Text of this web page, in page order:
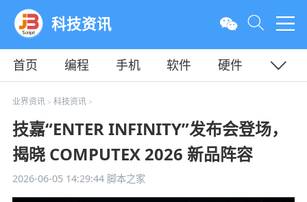
科技资讯
首页 编程 手机 软件
硬件
教程
平面
业界资讯> 科技资讯>
技嘉“ENTER INFINITY”发布会登场，
揭晓 COMPUTEX 2026 新品阵容
2026-06-05 14:29:44脚本之家